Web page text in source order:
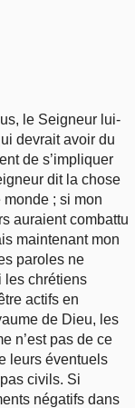
le Seigneur lui-
devrait avoir du
de s’impliquer
dit la chose
monde ; si mon
auraient combattu
maintenant mon
paroles ne
les chrétiens
actifs en
de Dieu, les
n’est pas de ce
leurs éventuels
civils. Si
négatifs dans